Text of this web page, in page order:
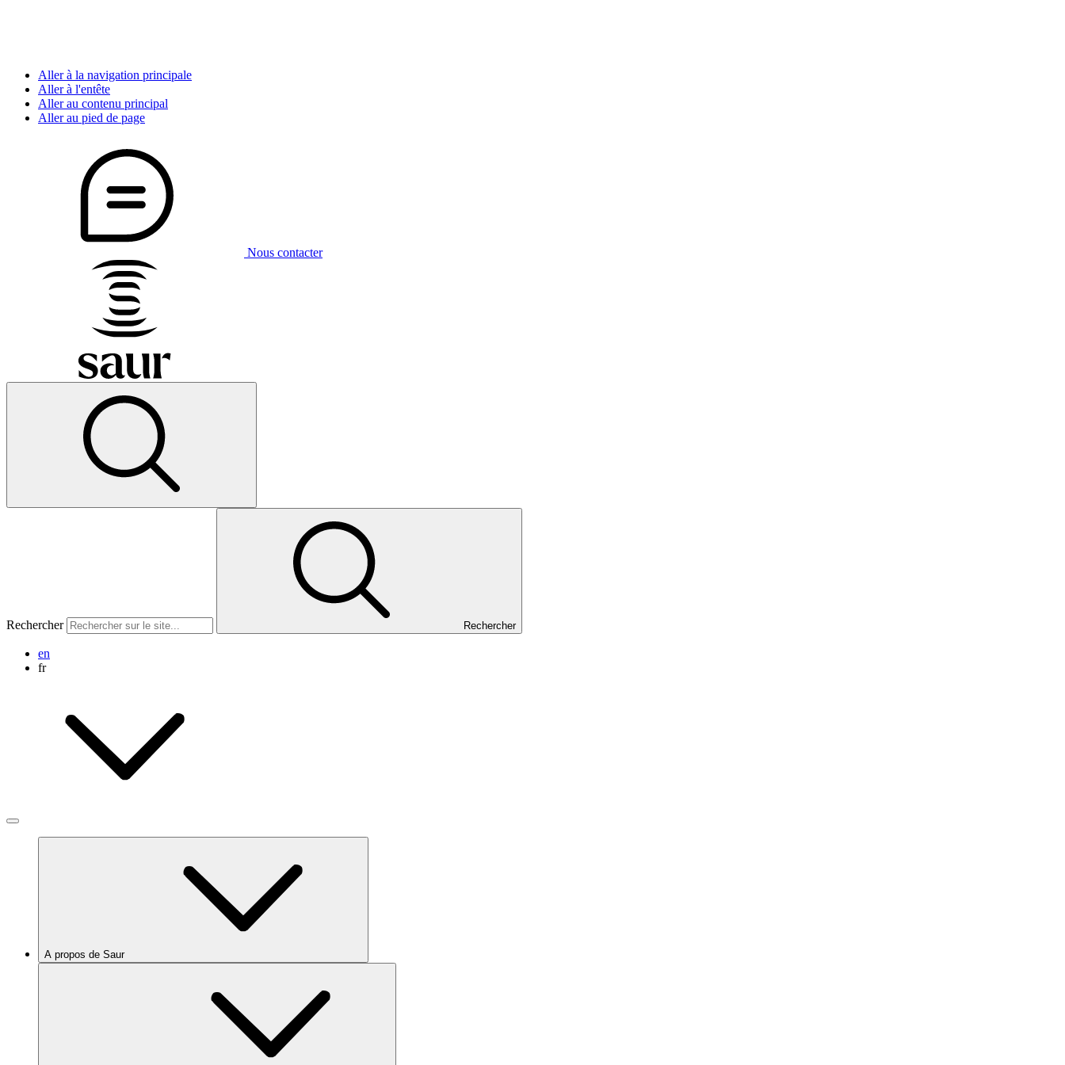
Aller à la navigation principale
Aller à l'entête
Aller au contenu principal
Aller au pied de page
Nous contacter
Rechercher Rechercher
en
fr
A propos de Saur